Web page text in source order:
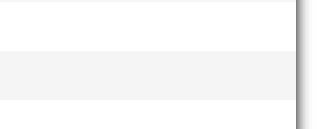
om föräldrars engagemang och
utbildningen för att sedan gå tillbaka